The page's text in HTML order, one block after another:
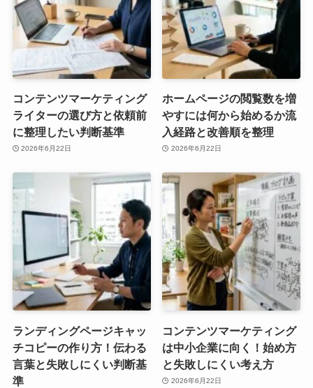
コンテンツマーケティング
ライターの選び方と依頼前
に整理したい判断基準
2026年6月22日
ホームページの閲覧数を増
やすには何から始めるか流
入経路と改善順を整理
2026年6月22日
ランディングページキャッ
チコピーの作り方！伝わる
言葉と失敗しにくい判断基
準
コンテンツマーケティング
は中小企業に向く！始め方
と失敗しにくい考え方
2026年6月22日